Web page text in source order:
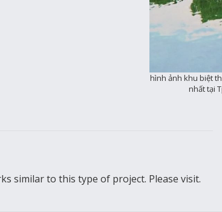
hình ảnh khu biệt
nhất tại
similar to this type of project. Please visit.